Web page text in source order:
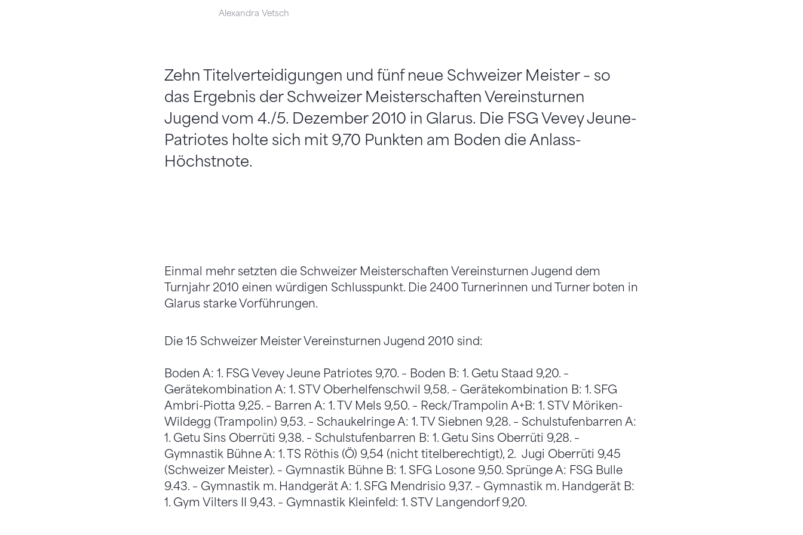
Alexandra Vetsch
Zehn Titelverteidigungen und fünf neue Schweizer Meister – so
das Ergebnis der Schweizer Meisterschaften Vereinsturnen
Jugend vom 4./5. Dezember 2010 in Glarus. Die FSG Vevey Jeune-
Patriotes holte sich mit 9,70 Punkten am Boden die Anlass-
Höchstnote.
Einmal mehr setzten die Schweizer Meisterschaften Vereinsturnen Jugend dem
Turnjahr 2010 einen würdigen Schlusspunkt. Die 2400 Turnerinnen und Turner boten in
Glarus starke Vorführungen.
Die 15 Schweizer Meister Vereinsturnen Jugend 2010 sind:
Boden A: 1. FSG Vevey Jeune Patriotes 9,70. – Boden B: 1. Getu Staad 9,20. –
Gerätekombination A: 1. STV Oberhelfenschwil 9,58. – Gerätekombination B: 1. SFG
Ambri-Piotta 9,25. – Barren A: 1. TV Mels 9,50. – Reck/Trampolin A+B: 1. STV Möriken-
Wildegg (Trampolin) 9,53. – Schaukelringe A: 1. TV Siebnen 9,28. – Schulstufenbarren A:
1. Getu Sins Oberrüti 9,38. – Schulstufenbarren B: 1. Getu Sins Oberrüti 9,28. –
Gymnastik Bühne A: 1. TS Röthis (Ö) 9,54 (nicht titelberechtigt), 2. Jugi Oberrüti 9,45
(Schweizer Meister). – Gymnastik Bühne B: 1. SFG Losone 9,50. Sprünge A: FSG Bulle
9.43. – Gymnastik m. Handgerät A: 1. SFG Mendrisio 9,37. – Gymnastik m. Handgerät B:
1. Gym Vilters II 9,43. – Gymnastik Kleinfeld: 1. STV Langendorf 9,20.